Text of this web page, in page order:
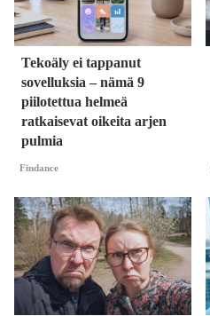
Tekoäly ei tappanut
sovelluksia – nämä 9
piilotettua helmeä
ratkaisevat oikeita arjen
pulmia
Findance